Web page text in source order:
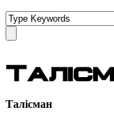
Талісман